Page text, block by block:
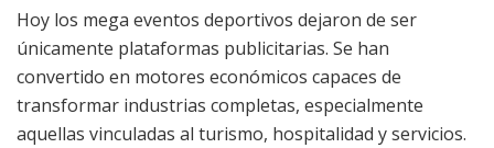
Hoy los mega eventos deportivos dejaron de ser
únicamente plataformas publicitarias. Se han
convertido en motores económicos capaces de
transformar industrias completas, especialmente
aquellas vinculadas al turismo, hospitalidad y servicios.